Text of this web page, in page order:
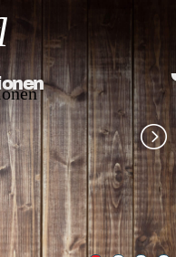
dein Ehrenamt